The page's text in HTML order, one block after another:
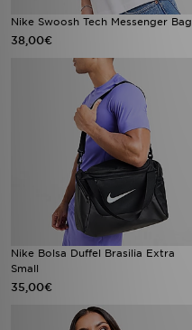
Nike Swoosh Tech Messenger Bag
38,00€
Nike Bolsa Duffel Brasilia Extra
Small
35,00€